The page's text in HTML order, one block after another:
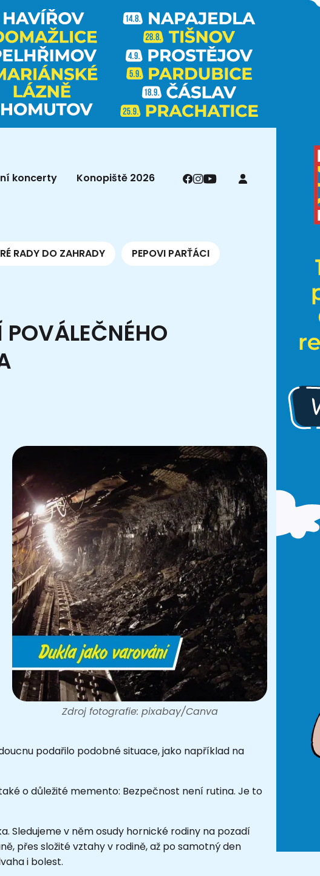
koncerty Konopiště 2026
RADY DO ZAHRADY PEPOVI PARŤÁCI
POVÁLEČNÉHO
Zdroj fotografie: pixabay/Canva
podařilo podobné situace, jako například na
o důležité memento: Bezpečnost není rutina. Je to
Sledujeme v něm osudy hornické rodiny na pozadí
přes složité vztahy v rodině, až po samotný den
i bolest.